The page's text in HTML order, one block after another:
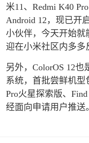
米11、Redmi K40
Android 12，现已开
小伙伴，今天开始就
迎在小米社区内多多
另外，ColorOS 12
系统，首批尝鲜机型
Pro火星探索版、
经面向申请用户推送。